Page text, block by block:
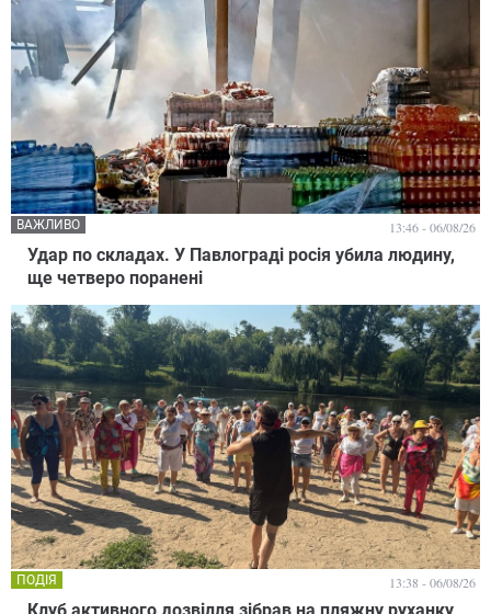
Удар по складах. У Павлограді росія убила людину,
ще четверо поранені
ВАЖЛИВО 13:46 - 06/08/26
ПОДІЯ 13:38 - 06/08/26